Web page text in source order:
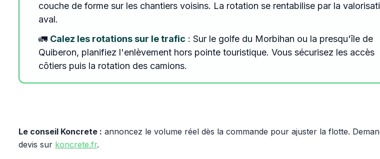
couche de forme sur les chantiers voisins. La rotation se rentabilise par la
aval.
🚛 Calez les rotations sur le trafic : Sur le golfe du Morbihan ou la presqu'île de
Quiberon, planifiez l'enlèvement hors pointe touristique. Vous sécurisez les accès
côtiers puis la rotation des camions.
Le conseil Koncrete : annoncez le volume réel dès la commande pour ajuster la flotte.
devis sur koncrete.fr.